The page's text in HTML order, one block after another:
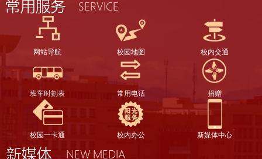
网站导航 校园地图 校内交通
班车时刻表 常用电话 捐赠
校园一卡通 校内办公 新媒体中心